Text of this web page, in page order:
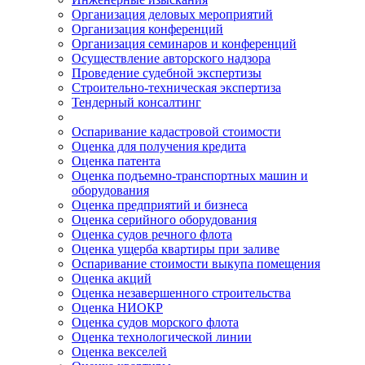
Организация деловых мероприятий
Организация конференций
Организация семинаров и конференций
Осуществление авторского надзора
Проведение судебной экспертизы
Строительно-техническая экспертиза
Тендерный консалтинг
Оспаривание кадастровой стоимости
Оценка для получения кредита
Оценка патента
Оценка подъемно-транспортных машин и
оборудования
Оценка предприятий и бизнеса
Оценка серийного оборудования
Оценка судов речного флота
Оценка ущерба квартиры при заливе
Оспаривание стоимости выкупа помещения
Оценка акций
Оценка незавершенного строительства
Оценка НИОКР
Оценка судов морского флота
Оценка технологической линии
Оценка векселей